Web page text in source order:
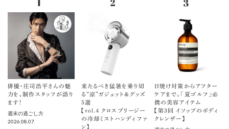
俳優・庄司浩平さんの魅
力を、制作スタッフが語り
ます！
週末の過ごし方
2026.08.07
来たるべき猛暑を乗り切
る“涼”ガジェット＆グッズ
5選
【vol.４ クロスブリージー
の冷却ミストハンディファ
ン】
日焼け対策からアフター
ケアまで。「夏ゴルフ」必
携の美容アイテム
【第3回 イソップのボディ
クレンザー】